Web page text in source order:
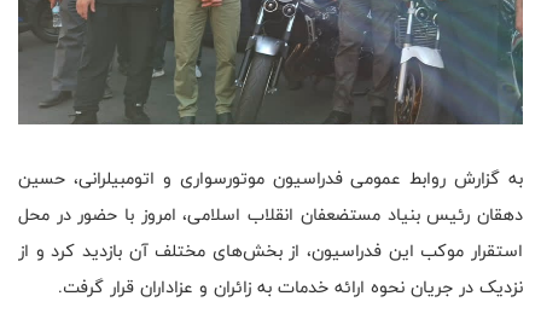
به گزارش روابط عمومی فدراسیون موتورسواری و اتومبیلرانی، حسین
دهقان رئیس بنیاد مستضعفان انقلاب اسلامی، امروز با حضور در محل
استقرار موکب این فدراسیون، از بخش‌های مختلف آن بازدید کرد و از
نزدیک در جریان نحوه ارائه خدمات به زائران و عزاداران قرار گرفت.